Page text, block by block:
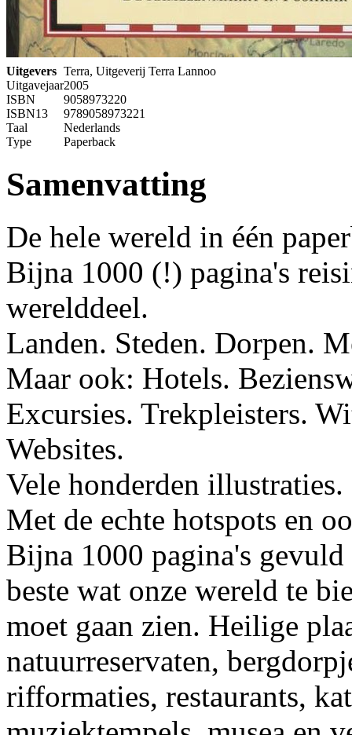
Uitgevers Terra, Uitgeverij Terra Lannoo
Uitgavejaar2005
ISBN
9058973220
ISBN13
9789058973221
Taal
Nederlands
Type
Paperback
Samenvatting
De hele wereld in één
Bijna 1000 (!) pagina's
werelddeel.
Landen. Steden. Dorpen.
Maar ook: Hotels.
Excursies. Trekpleisters.
Websites.
Vele honderden illustraties.
Met de echte hotspots en
Bijna 1000 pagina's
beste wat onze wereld te
moet gaan zien. Heilige
natuurreservaten,
rifformaties, restaurants,